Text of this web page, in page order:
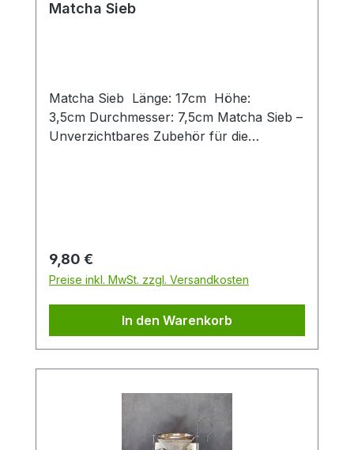
Matcha Sieb
Matcha Sieb Länge: 17cm Höhe:
3,5cm Durchmesser: 7,5cm Matcha Sieb –
Unverzichtbares Zubehör für die
aufgelockert und mögliche Klümpchen
werden entfernt – so lässt sich der
Matcha leichter aufschlagen und bildet
eine cremige, gleichmäßige Schaumkrone.
Das Sieb ist ein unverzichtbares Utensil
für die traditionelle japanische
Edelstahlgewebe ist es langlebig,
hygienisch und leicht zu reinigen. Ein
Regulärer Preis:
9,80 €
Preise inkl. MwSt. zzgl. Versandkosten
In den Warenkorb